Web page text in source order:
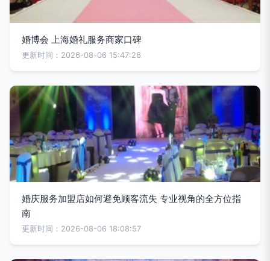
婚博会 上海婚礼服务商家口碑
更新时间：2026-08-06 15:47:26
婚庆服务加盟店如何避免顾客流失 专业视角的全方位指
南
更新时间：2026-08-06 18:08:57